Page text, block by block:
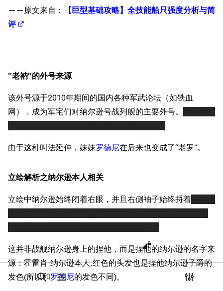
打开/关闭搜索
打开/关闭菜单
读）
四叶草剧场BiliWiki
Shipbucket像素战
Encyclopedia
1950
美国海军历史手册
平贺让数字档案馆
Hyper War
大英帝国战争博物
馆
Naval History
德国联邦数字档案
馆
JACAR
打开/关
未登录用户的IP地址会在进行任意编辑后公开展示。
登录
分享此页面
查看
链入页面
可打印版
固定链接
Cargo数据
——原文来自：
【巨型基础攻略】全技能船只强度分析与简
评
“老衲”的外号来源
该外号源于2010年期间的国内各种军武论坛（如铁血
网），成为军宅们对纳尔逊号战列舰的主要外号。
由于这种叫法延伸，妹妹罗德尼在后来也变成了“老罗”。
立绘解析之纳尔逊本人相关
立绘中纳尔逊始终闭着右眼，并且右侧袖子始终捋着
这并非战舰纳尔逊身上的捏他，而是捏他的纳尔逊的名字来
源：霍雷肖·纳尔逊本人,红色的头发也是捏他纳尔逊子爵的
发色(所以和罗德尼的发色不同)。
服役历史
二战胜利
游戏相关
挖组性能评测
立绘解析之纳尔逊本人相关
总觉得很是厉害之老衲的风流轶事
同厂舰娘
注释及相关链接